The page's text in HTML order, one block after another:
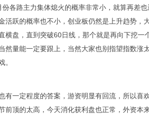
各路主力集体熄火的概率非常小，就算再差
活跃的概率也不小，创业板仍然是上升趋势，
横盘，直到突破60日线，那个就是再向下挖一
然量能一定要跟上，当然大家也别指望指数涨
。
有一定程度的答案，游资明显有回流，所以喜
前顶的太高，今天消化获利盘也正常，外资本